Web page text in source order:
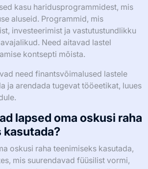
kasu haridusprogrammidest, mis
aluseid. Programmid, mis
investeerimist ja vastutustundlikku
Need aitavad lastel
kontsepti mõista.
need finantsvõimalused lastele
ja arendada tugevat tööeetikat, luues
lapsed oma oskusi raha
oskusi raha teenimiseks kasutada,
mis suurendavad füüsilist vormi,